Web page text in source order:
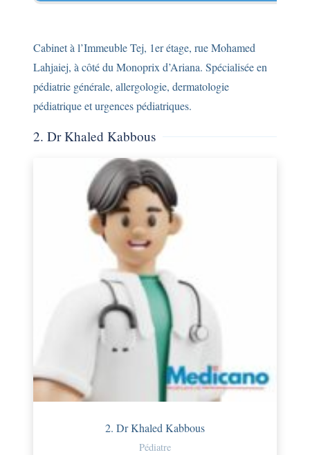
Cabinet à l’Immeuble Tej, 1er étage, rue Mohamed
Lahjaiej, à côté du Monoprix d’Ariana. Spécialisée en
pédiatrie générale, allergologie, dermatologie
pédiatrique et urgences pédiatriques.
2. Dr Khaled Kabbous
2. Dr Khaled Kabbous
Pédiatre